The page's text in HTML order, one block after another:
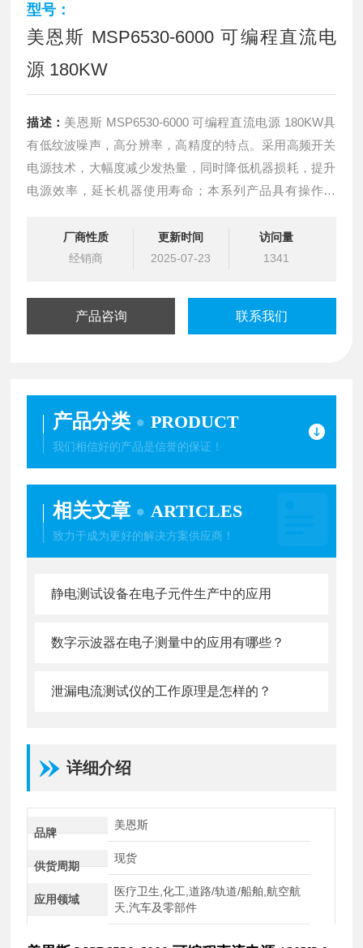
型号：
美恩斯 MSP6530-6000 可编程直流电
源 180KW
描述： 美恩斯 MSP6530-6000 可编程直流电源 180KW具
有低纹波噪声，高分辨率，高精度的特点。采用高频开关
电源技术，大幅度减少发热量，同时降低机器损耗，提升
电源效率，延长机器使用寿命；本系列产品具有操作简
有LIST输出、定时器等高阶软件功能，以满足工业数字化
的需求；本产品主要应用于需要输出电压或电流可调的逻
厂商性质
经销商
更新时间
2025-07-23
访问量
1341
产品咨询 联系我们
产品分类 PRODUCT
我们相信好的产品是信誉的保证！
相关文章 ARTICLES
致力于成为更好的解决方案供应商！
静电测试设备在电子元件生产中的应用
数字示波器在电子测量中的应用有哪些？
泄漏电流测试仪的工作原理是怎样的？
详细介绍
品牌
美恩斯
供货周期
现货
应用领域
医疗卫生,化工,道路/轨道/船舶,航空航
天,汽车及零部件